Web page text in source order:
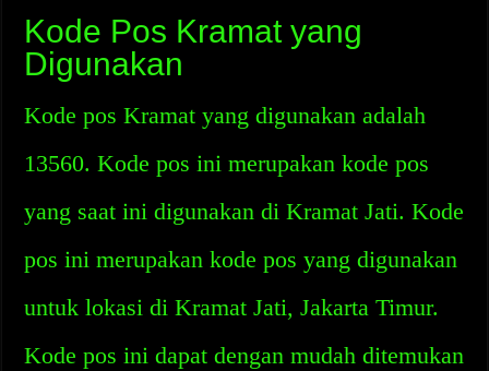
Kode Pos Kramat yang
Digunakan
Kode pos Kramat yang digunakan adalah
13560. Kode pos ini merupakan kode pos
yang saat ini digunakan di Kramat Jati. Kode
pos ini merupakan kode pos yang digunakan
untuk lokasi di Kramat Jati, Jakarta Timur.
Kode pos ini dapat dengan mudah ditemukan